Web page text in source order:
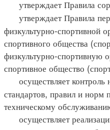
утверждает Правила
утверждает Правила
физкультурно-спортивной
спортивного общества
физкультурно-спортивную
спортивное общество
осуществляет контроль
стандартов, правил и норм
техническому
осуществляет